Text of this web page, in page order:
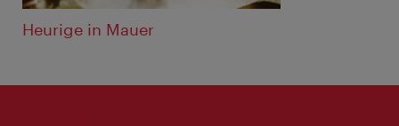
Heurige in Mauer